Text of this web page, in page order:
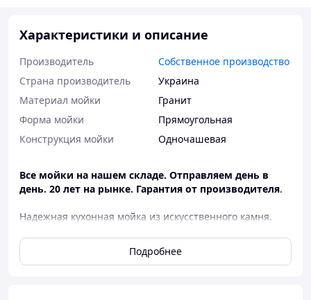
Характеристики и описание
Производитель
Собственное производство
Страна производитель
Украина
Материал мойки
Гранит
Форма мойки
Прямоугольная
Конструкция мойки
Одночашевая
Все мойки на нашем складе. Отправляем день в
день. 20 лет на рынке. Гарантия от производителя.
Надежная кухонная мойка из искусственного камня.
прочнее дешевых аналогов — надежно защищена от
трещин и случайных сколов.
Подробнее